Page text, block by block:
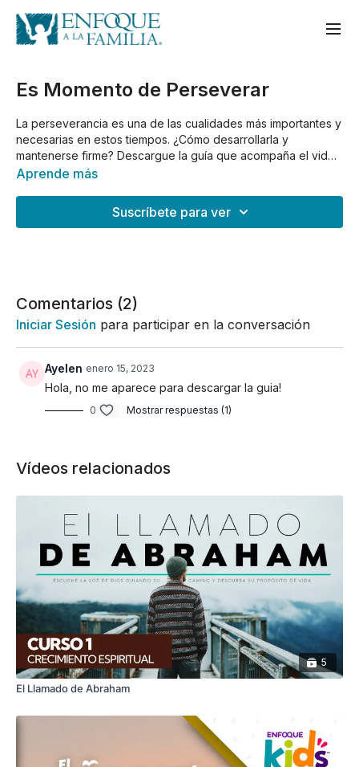
Es Momento de Perseverar
La perseverancia es una de las cualidades más importantes y
necesarias en estos tiempos. ¿Cómo desarrollarla y
mantenerse firme? Descargue la guía que acompaña el video
en el siguiente enlace
https://bit.ly/notasperseverar
Aprende más
Suscríbete para ver
Comentarios (2)
Iniciar Sesión para participar en la conversación
Ayelen enero 15, 2023
Hola, no me aparece para descargar la guia!
0 Mostrar respuestas (1)
Vídeos relacionados
5
El Llamado de Abraham